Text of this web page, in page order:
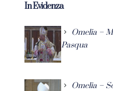
In Evidenza
Omelia –
Pasqua
Omelia –